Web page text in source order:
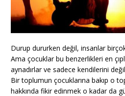
Durup dururken değil, insanlar
Ama çocuklar bu benzerlikleri en
aynadırlar ve sadece kendilerini
Bir toplumun çocuklarına bakıp o
hakkında fikir edinmek o kadar da